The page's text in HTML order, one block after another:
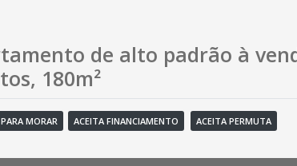
de alto padrão à
180m²
MORAR ACEITA FINANCIAMENTO ACEITA PERMUTA